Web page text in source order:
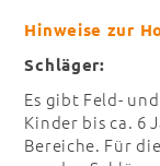
Hinweise zur
Schläger:
Es gibt Feld-
Kinder bis ca. 6
Bereiche. Für